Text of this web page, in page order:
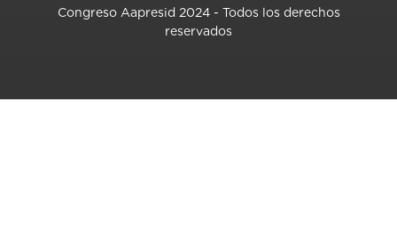
Congreso Aapresid 2024 - Todos los derechos
reservados